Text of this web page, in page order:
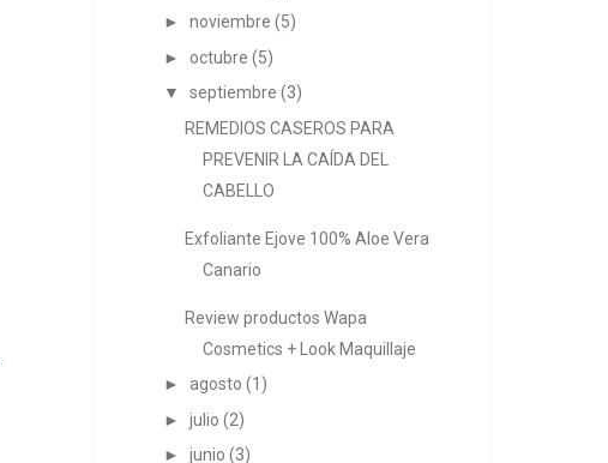
► noviembre (5)
► octubre (5)
▼
septiembre (3)
REMEDIOS CASEROS PARA
PREVENIR LA CAÍDA DEL
CABELLO
Exfoliante Ejove 100% Aloe Vera
Canario
Review productos Wapa
Cosmetics + Look Maquillaje
► agosto (1)
► julio (2)
► junio (3)